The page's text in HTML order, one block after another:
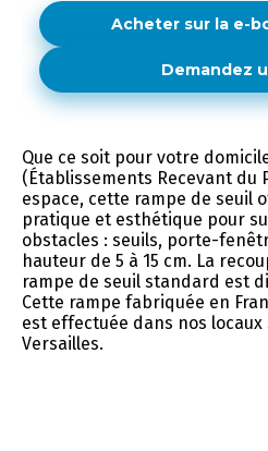
Que ce soit pour votre
(Établissements Recevant du
espace, cette rampe de seuil
pratique et esthétique pour
obstacles : seuils, porte-
hauteur de 5 à 15 cm. La
rampe de seuil standard est
Cette rampe fabriquée en
est effectuée dans nos
Versailles.
Acheter sur la e-
Demandez